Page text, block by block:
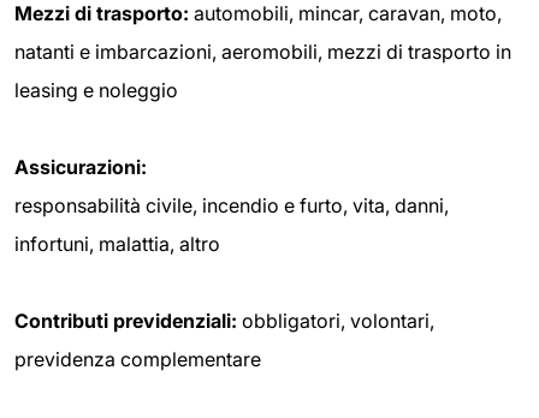
Mezzi di trasporto: automobili, mincar, caravan, moto,
natanti e imbarcazioni, aeromobili, mezzi di trasporto in
leasing e noleggio
Assicurazioni:
responsabilità civile, incendio e furto, vita, danni,
infortuni, malattia, altro
Contributi previdenziali: obbligatori, volontari,
previdenza complementare